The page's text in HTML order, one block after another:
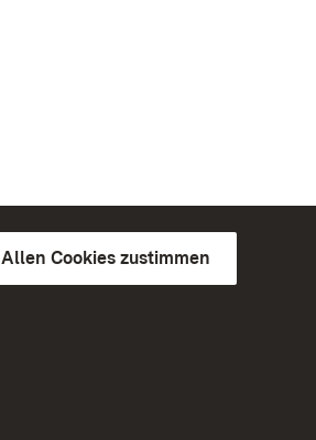
Allen Cookies zustimmen